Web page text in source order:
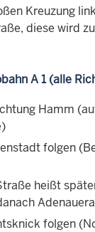
Kreuzung
diese wird
A 1 (alle
Hamm
folgen
heißt
folgen